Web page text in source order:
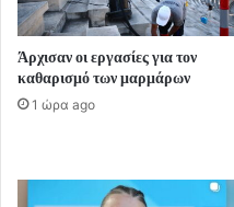
Άρχισαν οι εργασίες για τον
καθαρισμό των μαρμάρων
1 ώρα ago